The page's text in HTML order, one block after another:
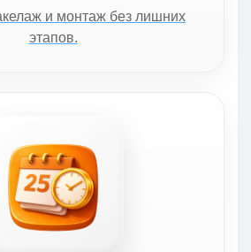
и монтаж без лишних
этапов.